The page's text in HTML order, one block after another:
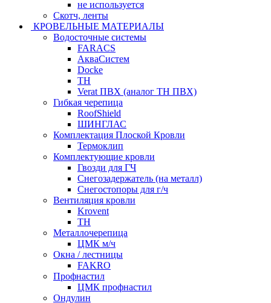
не используется
Скотч, ленты
КРОВЕЛЬНЫЕ МАТЕРИАЛЫ
Водосточные системы
FARACS
АкваСистем
Docke
ТН
Verat ПВХ (аналог ТН ПВХ)
Гибкая черепица
RoofShield
ШИНГЛАС
Комплектация Плоской Кровли
Термоклип
Комплектующие кровли
Гвозди для ГЧ
Снегозадержатель (на металл)
Снегостопоры для г/ч
Вентиляция кровли
Krovent
ТН
Металлочерепица
ЦМК м/ч
Окна / лестницы
FAKRO
Профнастил
ЦМК профнастил
Ондулин